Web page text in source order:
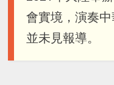
會實境，演奏
並未見報導。